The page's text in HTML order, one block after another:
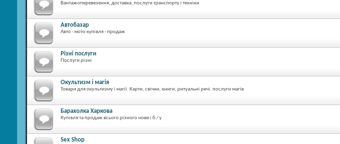
Вантажоперевезення, доставка, послуги транспорту і техніки
Автобазар
Авто - мото купівля - продаж
Різні послуги
Послуги різні
Окультизм і магія
Товари для окультизму і магії. Карти, свічки, книги, ритуальні речі. послуги магів
Барахолка Харкова
Купівля та продаж всього різного нове і б / у
Sex Shop